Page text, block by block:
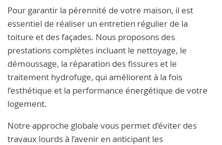
Pour garantir la pérennité de votre maison, il est
essentiel de réaliser un entretien régulier de la
toiture et des façades. Nous proposons des
prestations complètes incluant le nettoyage, le
démoussage, la réparation des fissures et le
traitement hydrofuge, qui améliorent à la fois
l’esthétique et la performance énergétique de votre
logement.
Notre approche globale vous permet d’éviter des
travaux lourds à l’avenir en anticipant les